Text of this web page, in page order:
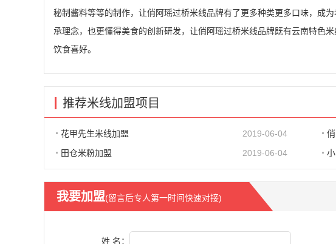
秘制酱料等等的制作，让俏阿瑶过桥米线品牌有了更多种类更多口味，成
承理念，也更懂得美食的创新研发，让俏阿瑶过桥米线品牌既有云南特色
饮食喜好。
推荐米线加盟项目
花甲先生米线加盟 2019-06-04
田仓米粉加盟
2019-06-04
我要加盟(留言后专人第一时间快速对接)
姓 名：